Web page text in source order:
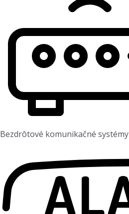
Bezdrôtové komunikačné systémy